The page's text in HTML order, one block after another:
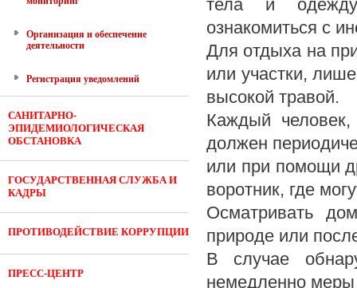
Организация и обеспечение
деятельности
Регистрация уведомлений
САНИТАРНО-
ЭПИДЕМИОЛОГИЧЕСКАЯ
ОБСТАНОВКА
ГОСУДАРСТВЕННАЯ СЛУЖБА И
КАДРЫ
ПРОТИВОДЕЙСТВИЕ КОРРУПЦИИ
ПРЕСС-ЦЕНТР
тела и
ознакомиться с
Для отдыха на
или участки,
высокой травой.
Каждый
должен
или при помощи
воротник, где
Осматривать
природе или
В случае
немедленно